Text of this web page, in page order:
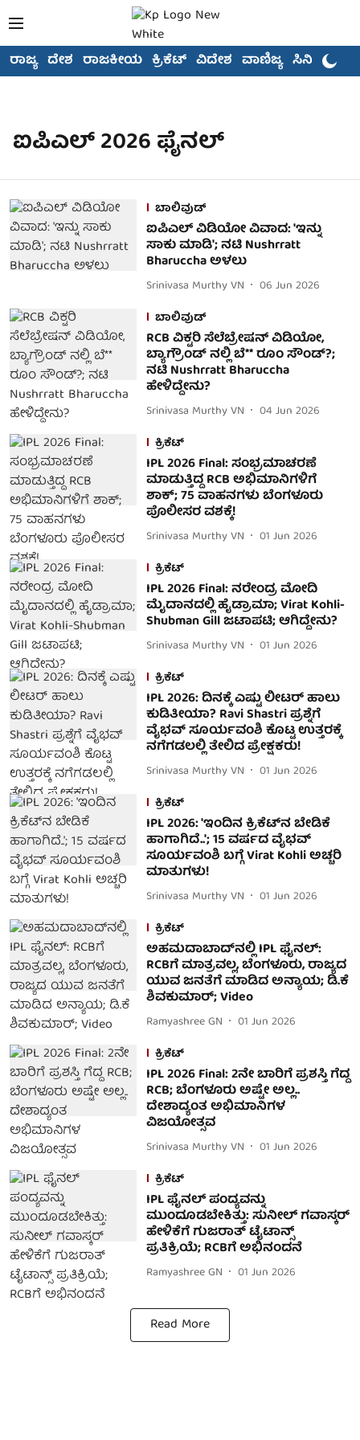
ರಾಜ್ಯ ದೇಶ ರಾಜಕೀಯ ಕ್ರಿಕೆಟ್ ವಿದೇಶ ವಾಣಿಜ್ಯ ಸಿನಿಮಾ
ಐಪಿಎಲ್ 2026 ಫೈನಲ್
ಬಾಲಿವುಡ್
ಐಪಿಎಲ್ ವಿಡಿಯೋ ವಿವಾದ: 'ಇನ್ನು
ಸಾಕು ಮಾಡಿ'; ನಟಿ Nushrratt
Bharuccha ಅಳಲು
Srinivasa Murthy VN
06 Jun 2026
ಬಾಲಿವುಡ್
RCB ವಿಕ್ಟರಿ ಸೆಲೆಬ್ರೇಷನ್ ವಿಡಿಯೋ,
ಬ್ಯಾಗ್ರೌಂಡ್ ನಲ್ಲಿ ಬೆ** ರೂಂ ಸೌಂಡ್?;
ನಟಿ Nushrratt Bharuccha
ಹೇಳಿದ್ದೇನು?
Srinivasa Murthy VN
04 Jun 2026
ಕ್ರಿಕೆಟ್
IPL 2026 Final: ಸಂಭ್ರಮಾಚರಣೆ
ಮಾಡುತ್ತಿದ್ದ RCB ಅಭಿಮಾನಿಗಳಿಗೆ
ಶಾಕ್; 75 ವಾಹನಗಳು ಬೆಂಗಳೂರು
ಪೊಲೀಸರ ವಶಕ್ಕೆ!
Srinivasa Murthy VN
01 Jun 2026
ಕ್ರಿಕೆಟ್
IPL 2026 Final: ನರೇಂದ್ರ ಮೋದಿ
ಮೈದಾನದಲ್ಲಿ ಹೈಡ್ರಾಮಾ; Virat Kohli-
Shubman Gill ಜಟಾಪಟಿ; ಆಗಿದ್ದೇನು?
Srinivasa Murthy VN
01 Jun 2026
ಕ್ರಿಕೆಟ್
IPL 2026: ದಿನಕ್ಕೆ ಎಷ್ಟು ಲೀಟರ್ ಹಾಲು
ಕುಡಿತೀಯಾ? Ravi Shastri ಪ್ರಶ್ನೆಗೆ
ವೈಭವ್ ಸೂರ್ಯವಂಶಿ ಕೊಟ್ಟ ಉತ್ತರಕ್ಕೆ
ನಗೆಗಡಲಲ್ಲಿ ತೇಲಿದ ಪ್ರೇಕ್ಷಕರು!
Srinivasa Murthy VN
01 Jun 2026
ಕ್ರಿಕೆಟ್
IPL 2026: 'ಇಂದಿನ ಕ್ರಿಕೆಟ್‌ನ ಬೇಡಿಕೆ
ಹಾಗಾಗಿದೆ..'; 15 ವರ್ಷದ ವೈಭವ್
ಸೂರ್ಯವಂಶಿ ಬಗ್ಗೆ Virat Kohli ಅಚ್ಚರಿ
ಮಾತುಗಳು!
Srinivasa Murthy VN
01 Jun 2026
ಕ್ರಿಕೆಟ್
ಅಹಮದಾಬಾದ್‌ನಲ್ಲಿ IPL ಫೈನಲ್:
RCBಗೆ ಮಾತ್ರವಲ್ಲ, ಬೆಂಗಳೂರು, ರಾಜ್ಯದ
ಯುವ ಜನತೆಗೆ ಮಾಡಿದ ಅನ್ಯಾಯ; ಡಿ.ಕೆ
ಶಿವಕುಮಾರ್; Video
Ramyashree GN
01 Jun 2026
ಕ್ರಿಕೆಟ್
IPL 2026 Final: 2ನೇ ಬಾರಿಗೆ ಪ್ರಶಸ್ತಿ ಗೆದ್ದ
RCB; ಬೆಂಗಳೂರು ಅಷ್ಟೇ ಅಲ್ಲ..
ದೇಶಾದ್ಯಂತ ಅಭಿಮಾನಿಗಳ
ವಿಜಯೋತ್ಸವ
Srinivasa Murthy VN
01 Jun 2026
ಕ್ರಿಕೆಟ್
IPL ಫೈನಲ್ ಪಂದ್ಯವನ್ನು
ಮುಂದೂಡಬೇಕಿತ್ತು: ಸುನೀಲ್ ಗವಾಸ್ಕರ್
ಹೇಳಿಕೆಗೆ ಗುಜರಾತ್ ಟೈಟಾನ್ಸ್
ಪ್ರತಿಕ್ರಿಯೆ; RCBಗೆ ಅಭಿನಂದನೆ
Ramyashree GN 01 Jun 2026
Read More